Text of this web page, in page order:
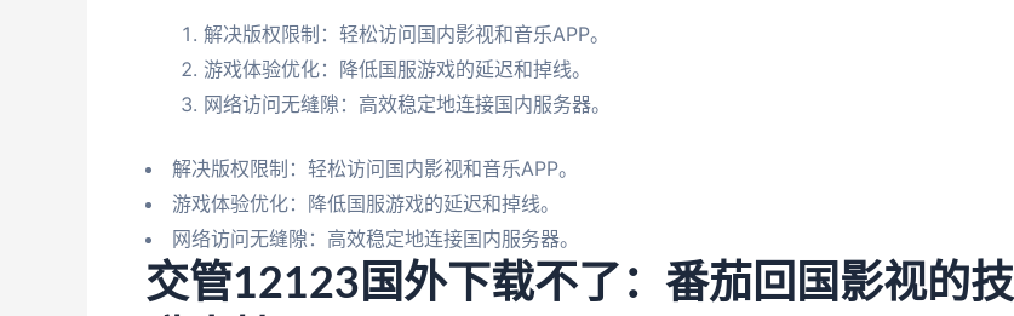
解决版权限制：轻松访问国内影视和音乐APP。
游戏体验优化：降低国服游戏的延迟和掉线。
网络访问无缝隙：高效稳定地连接国内服务器。
解决版权限制：轻松访问国内影视和音乐APP。
游戏体验优化：降低国服游戏的延迟和掉线。
网络访问无缝隙：高效稳定地连接国内服务器。
交管12123国外下载不了：番茄回国影视的技